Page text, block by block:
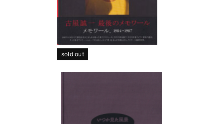
sold out